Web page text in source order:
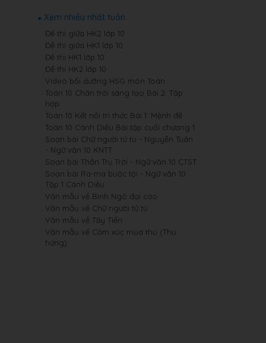
Xem nhiều nhất tuần
Đề thi giữa HK2 lớp 10
Đề thi giữa HK1 lớp 10
Đề thi HK1 lớp 10
Đề thi HK2 lớp 10
Video bồi dưỡng HSG môn Toán
Toán 10 Chân trời sáng tạo Bài 2: Tập
hợp
Toán 10 Kết nối tri thức Bài 1: Mệnh đề
Toán 10 Cánh Diều Bài tập cuối chương 1
Soạn bài Chữ người tử tù - Nguyễn Tuân
- Ngữ văn 10 KNTT
Soạn bài Thần Trụ Trời - Ngữ văn 10 CTST
Soạn bài Ra-ma buộc tội - Ngữ văn 10
Tập 1 Cánh Diều
Văn mẫu về Bình Ngô đại cáo
Văn mẫu về Chữ người tử tù
Văn mẫu về Tây Tiến
Văn mẫu về Cảm xúc mùa thu (Thu
hứng)